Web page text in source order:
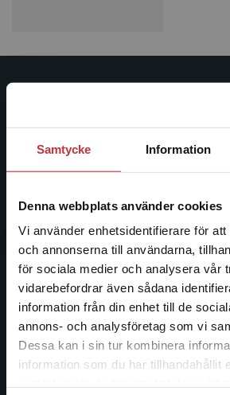
Samtycke Information
Denna webbplats använder cookies
Vi använder enhetsidentifierare för
och annonserna till användarna,
för sociala medier och analysera vår
vidarebefordrar även sådana
information från din enhet till de
annons- och analysföretag som vi
Dessa kan i sin tur kombinera
information som du har tillhandahållit
Begränsad
Det verkar som att du besöker
Studentlitteratur grundades 1963
ledande utbildningsförlag. Med
facklitteratur, utbildningar och digitala
längs hela kunskapsresan.
Kontakta oss
Kontakta oss
046-31 20 00
Postadress:
Box 141
221 00 Lund